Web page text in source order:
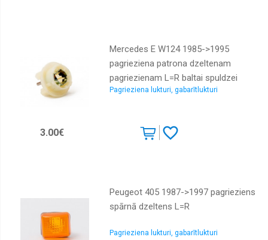
caurules
Radiatori
Radiatoru
Izplešanās
tvertnes
Mercedes E W124 1985->1995
pagrieziena patrona dzeltenam
pagriezienam L=R baltai spuldzei
TYC
Pagrieziena lukturi, gabarītlukturi
3.00€
Peugeot 405 1987->1997 pagrieziens
spārnā dzeltens L=R
Pagrieziena lukturi, gabarītlukturi